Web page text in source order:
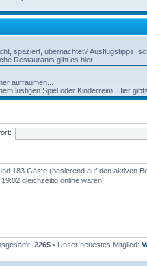
spaziert, übernachtet? Ausflugstipps,
Restaurants gibt es hier!
aufräumen...
lustigen Spiel oder Kinderreim. Hier
183 Gäste (basierend auf den aktiven
gleichzeitig online waren.
2265 • Unser neuestes Mitglied: